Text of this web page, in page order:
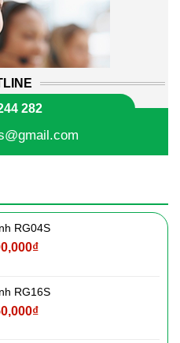
282
RG04S
₫Giá
là:
1,500,000₫.
RG16S
₫Giá